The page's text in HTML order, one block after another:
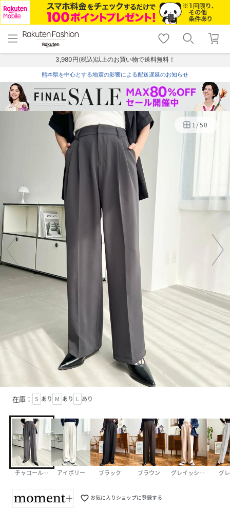
menu home
トップ
shopping_cart lock_outline
ログイン
3,980円(税込)以上のお買い物で送料無料！
熊本県を中心とする地震の影響による配送遅延のお知らせ
1/50
在庫： S あり M あり L あり
チャコールグレーアイボリー ブラック ブラウン グレイッシュベージュ
グ
favorite_border お気に入りショップに登録する